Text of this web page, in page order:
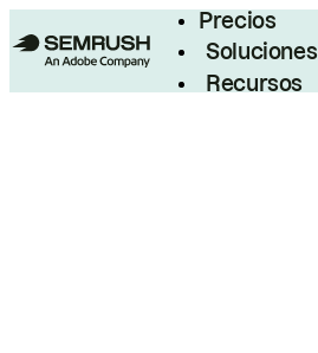
Precios
Soluciones
Recursos